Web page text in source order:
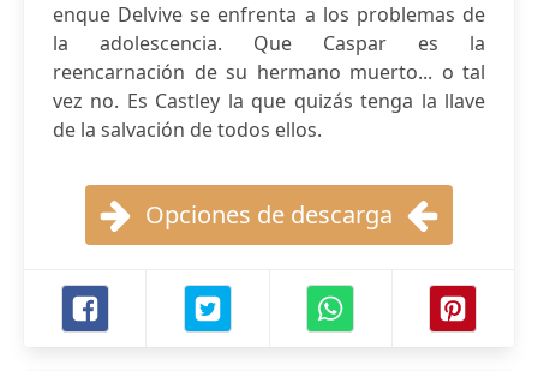
enque Delvive se enfrenta a los problemas de
la adolescencia. Que Caspar es la
reencarnación de su hermano muerto... o tal
vez no. Es Castley la que quizás tenga la llave
de la salvación de todos ellos.
Opciones de descarga